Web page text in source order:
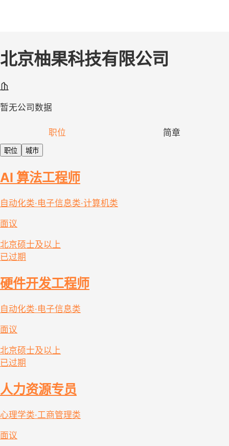
北京柚果科技有限公司
暂无公司数据
职位 简章
职位 城市
AI 算法工程师
自动化类·电子信息类·计算机类
面议
北京硕士及以上
已过期
硬件开发工程师
自动化类·电子信息类
面议
北京硕士及以上
已过期
人力资源专员
心理学类·工商管理类
面议